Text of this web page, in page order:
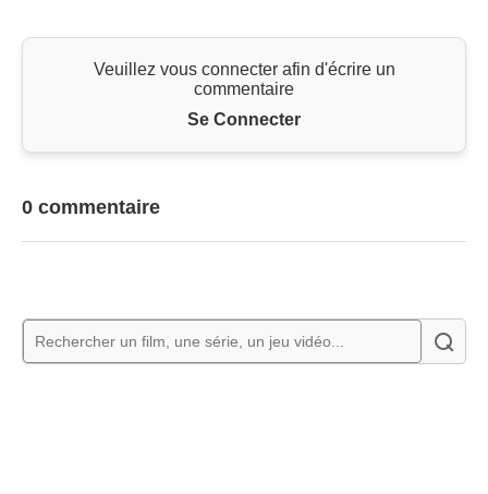
Veuillez vous connecter afin d'écrire un
commentaire
Se Connecter
0 commentaire